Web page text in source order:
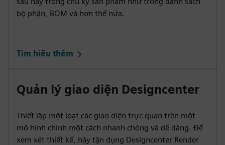
bộ phận, BOM và hơn thế nữa.
Tìm hiểu thêm
Quản lý giao diện Designcenter
Thiết lập một loạt các giao diện trực quan trên một
mô hình chính một cách nhanh chóng và dễ dàng. Để
xem xét thiết kế, hãy tận dụng Designcenter Render